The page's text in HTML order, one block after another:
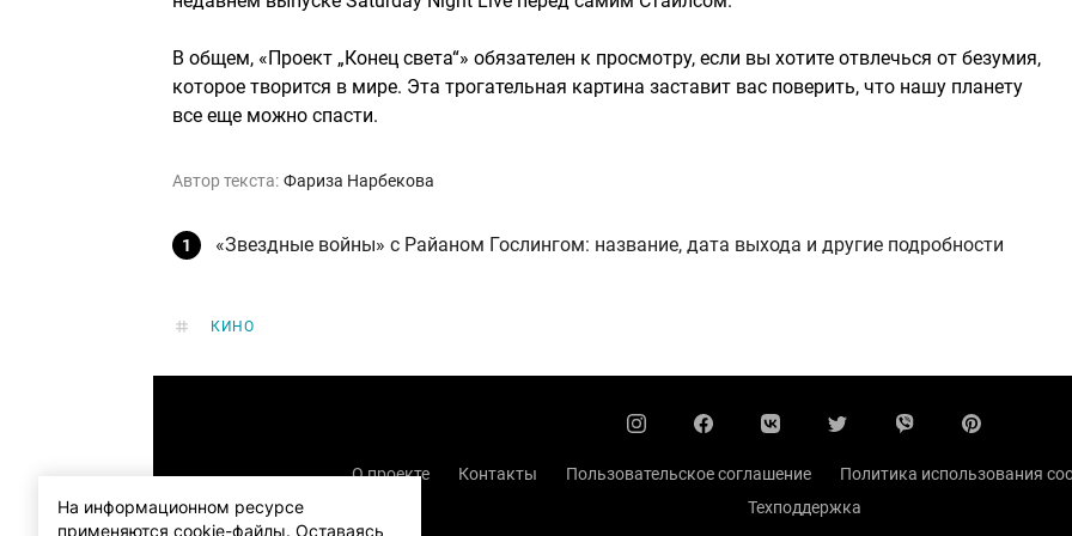
В общем, «Проект „Конец света“» обязателен к просмотру, если вы хотите отвлечься от безумия,
которое творится в мире. Эта трогательная картина заставит вас поверить, что нашу планету
все еще можно спасти.
Автор текста: Фариза Нарбекова
«Звездные войны» с Райаном Гослингом: название, дата выхода и другие подробности
КИНО
О проекте Контакты Пользовательское соглашение Политика использования
Техподдержка
На информационном ресурсе
применяются cookie-файлы. Оставаясь